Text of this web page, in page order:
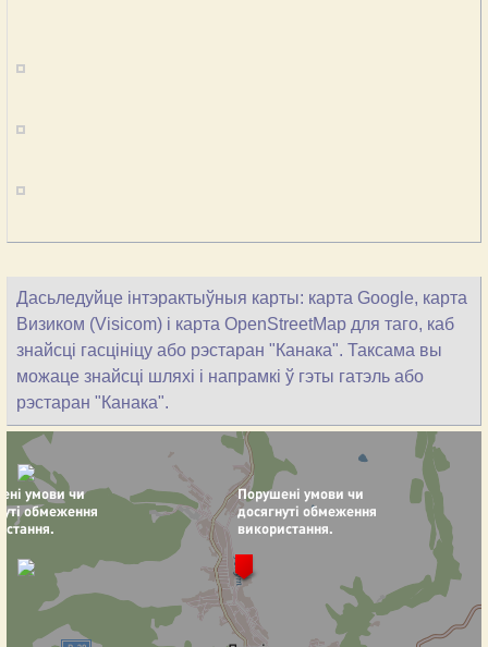
Дасьледуйце інтэрактыўныя карты: карта Google, карта
Визиком (Visicom) і карта OpenStreetMap для таго, каб
знайсці гасцініцу або рэстаран "Канака". Таксама вы
можаце знайсці шляхі і напрамкі ў гэты гатэль або
рэстаран "Канака".